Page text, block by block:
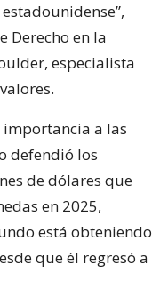
Derecho en la
especialista
a las
defendió los
de dólares que
en 2025,
está obteniendo
que él regresó a